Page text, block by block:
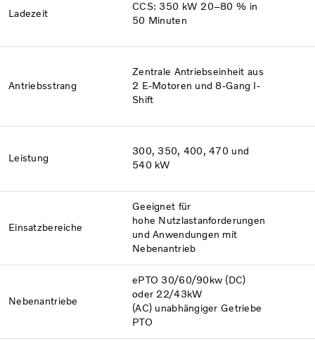
Ladezeit
CCS: 350 kW 20–80 % in
50 Minuten
Antriebsstrang
Zentrale Antriebseinheit aus
2 E-Motoren und 8-Gang I-
Shift
Leistung
300, 350, 400, 470 und
540 kW
Einsatzbereiche
Geeignet für
hohe Nutzlastanforderungen
und Anwendungen mit
Nebenantrieb
Nebenantriebe
ePTO 30/60/90kw (DC)
oder 22/43kW
(AC) unabhängiger Getriebe
PTO